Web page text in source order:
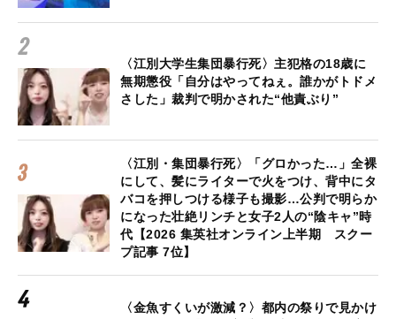
〈江別大学生集団暴行死〉主犯格の18歳に
無期懲役「自分はやってねぇ。誰かがトドメ
さした」裁判で明かされた“他責ぶり”
〈江別・集団暴行死〉「グロかった…」全裸
にして、髪にライターで火をつけ、背中にタ
バコを押しつける様子も撮影…公判で明らか
になった壮絶リンチと女子2人の“陰キャ”時
代【2026 集英社オンライン上半期 スクー
プ記事 7位】
〈金魚すくいが激減？〉都内の祭りで見かけ